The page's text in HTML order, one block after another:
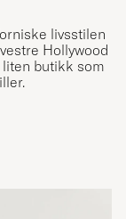
livsstilen
Hollywood
liten butikk som